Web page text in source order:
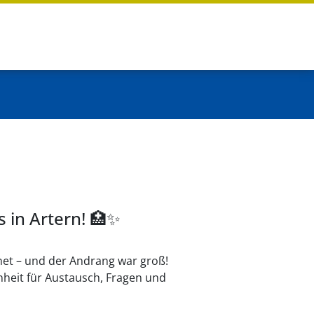
in Artern! 🏥✨
– und der Andrang war groß!
für Austausch, Fragen und